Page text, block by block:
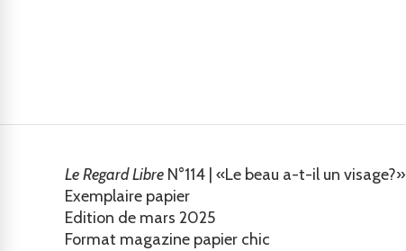
Le Regard Libre N°114 | «Le beau a-t-il un visage?»
Exemplaire papier
Edition de mars 2025
Format magazine papier chic